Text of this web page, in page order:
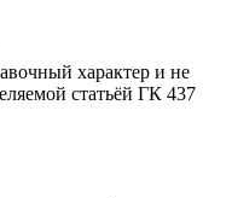
характер и не
статьёй ГК 437